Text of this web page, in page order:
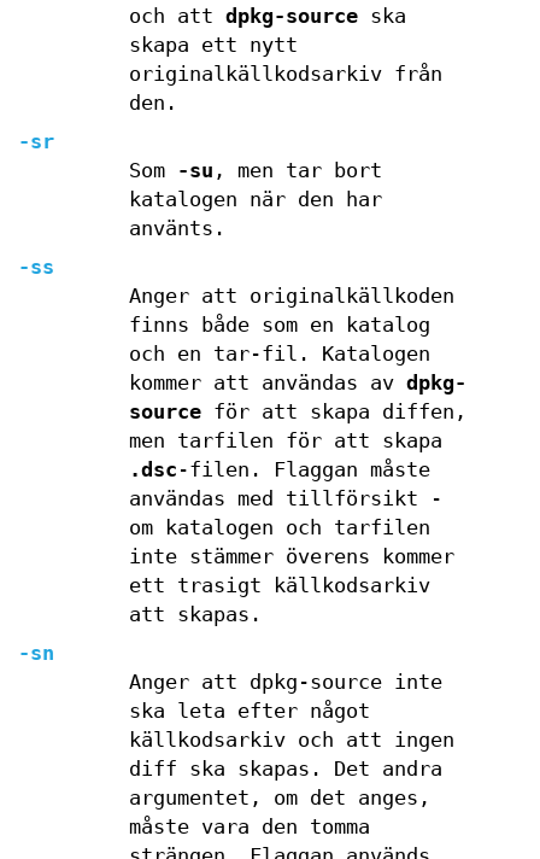
och att dpkg-sourceska
skapa ett nytt
originalkällkodsarkiv från
den.
-sr
Som
-su , men tar bort
katalogen när den har
använts.
-ss
Anger att originalkällkoden
finns både som en katalog
och en tar-fil. Katalogen
kommer att användas av dpkg-
sourceför att skapa diffen,
men tarfilen för att skapa
.dsc -filen. Flaggan måste
användas med tillförsikt -
om katalogen och tarfilen
inte stämmer överens kommer
ett trasigt källkodsarkiv
att skapas.
-sn
Anger att dpkg-source inte
ska leta efter något
källkodsarkiv och att ingen
diff ska skapas. Det andra
argumentet, om det anges,
måste vara den tomma